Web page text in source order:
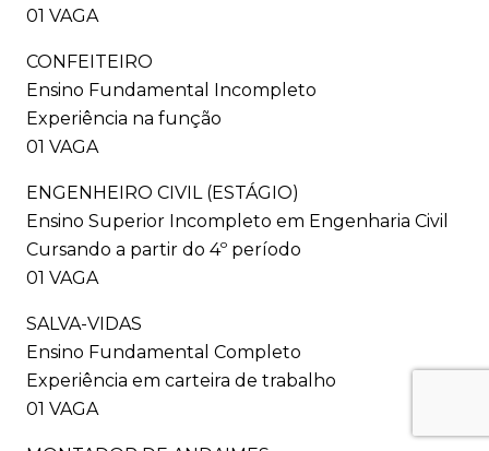
01 VAGA
CONFEITEIRO
Ensino Fundamental Incompleto
Experiência na função
01 VAGA
ENGENHEIRO CIVIL (ESTÁGIO)
Ensino Superior Incompleto em Engenharia Civil
Cursando a partir do 4º período
01 VAGA
SALVA-VIDAS
Ensino Fundamental Completo
Experiência em carteira de trabalho
01 VAGA